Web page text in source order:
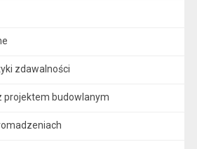
zdawalności
projektem budowlanym